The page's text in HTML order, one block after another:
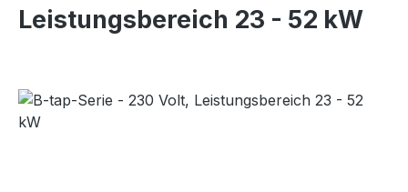
Leistungsbereich 23 - 52 kW
Bildergalerie überspringen